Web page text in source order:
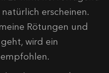
erscheinen.
Rötungen und
wird ein